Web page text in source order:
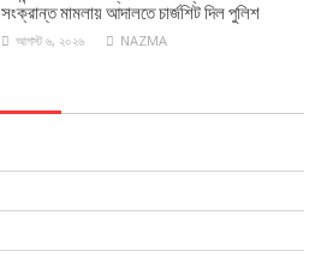
সংক্রান্ত মামলায় আদালতে চার্জশিট দিল পুলিশ
আগস্ট ৬, ২০২৬ NAZMA